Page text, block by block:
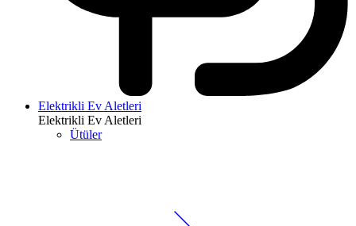
Elektrikli Ev Aletleri
Elektrikli Ev Aletleri
Ütüler